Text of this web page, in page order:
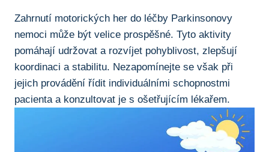
Zahrnutí motorických her do léčby Parkinsonovy
nemoci může být velice prospěšné. Tyto aktivity
pomáhají udržovat a rozvíjet pohyblivost, zlepšují
⁢koordinaci a stabilitu. Nezapomínejte se však při
jejich provádění ‌řídit individuálními schopnostmi
pacienta a konzultovat je s ošetřujícím lékařem.